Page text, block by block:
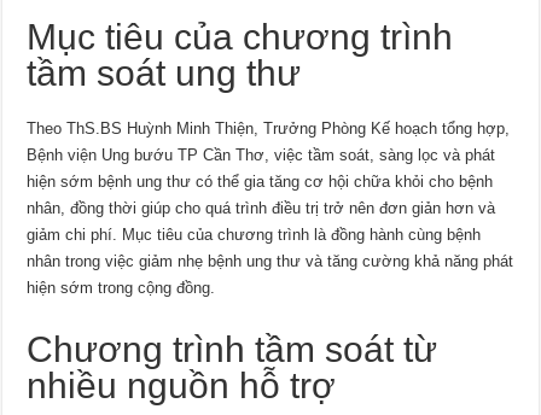
Mục tiêu của chương trình
tầm soát ung thư
Theo ThS.BS Huỳnh Minh Thiện, Trưởng Phòng Kế hoạch tổng hợp,
Bệnh viện Ung bướu TP Cần Thơ, việc tầm soát, sàng lọc và phát
hiện sớm bệnh ung thư có thể gia tăng cơ hội chữa khỏi cho bệnh
nhân, đồng thời giúp cho quá trình điều trị trở nên đơn giản hơn và
giảm chi phí. Mục tiêu của chương trình là đồng hành cùng bệnh
nhân trong việc giảm nhẹ bệnh ung thư và tăng cường khả năng phát
hiện sớm trong cộng đồng.
Chương trình tầm soát từ
nhiều nguồn hỗ trợ